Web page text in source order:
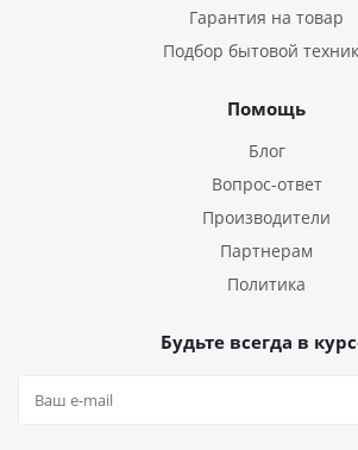
Гарантия на товар
Подбор бытовой
Помощь
Блог
Вопрос-ответ
Производители
Партнерам
Политика
Будьте всегда в